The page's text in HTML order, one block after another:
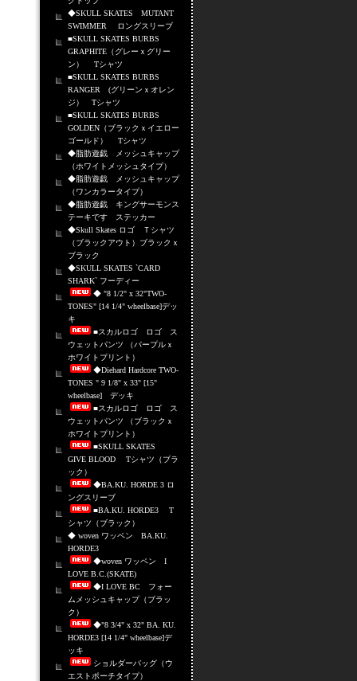
◆SKULL SKATES MUTANT
SWIMMER ロングスリーブ
■SKULL SKATES BURBS
GRAPHITE（グレーｘグリー
ン） Tシャツ
■SKULL SKATES BURBS
RANGER (グリーンｘオレン
ジ） Tシャツ
■SKULL SKATES BURBS
GOLDEN（ブラックｘイエロー
ゴールド） Tシャツ
◆脂肪遊戯 メッシュキャップ
（ホワイトメッシュタイプ）
◆脂肪遊戯 メッシュキャップ
（ワンカラータイプ）
◆脂肪遊戯 キングサーモンス
テーキです ステッカー
◆Skull Skates ロゴ Ｔシャツ
（ブラックアウト）ブラックｘ
ブラック
◆SKULL SKATES `CARD
SHARK` フーディー
◆ "8 1/2" x 32"TWO-
TONES" [14 1/4" wheelbase]デッ
キ
■スカルロゴ ロゴ ス
ウェットパンツ （パープルｘ
ホワイトプリント）
◆Diehard Hardcore TWO-
TONES " 9 1/8" x 33" [15"
wheelbase] デッキ
■スカルロゴ ロゴ ス
ウェットパンツ （ブラックｘ
ホワイトプリント）
■SKULL SKATES
GIVE BLOOD Tシャツ（ブラ
ック）
◆BA.KU. HORDE 3 ロ
ングスリーブ
■BA.KU. HORDE3 T
シャツ（ブラック）
◆ woven ワッペン BA.KU.
HORDE3
◆woven ワッペン I
LOVE B.C.(SKATE)
◆I LOVE BC フォー
ムメッシュキャップ（ブラッ
ク）
◆"8 3/4" x 32" BA. KU.
HORDE3 [14 1/4" wheelbase]デ
ッキ
ショルダーバッグ（ウ
エストポーチタイプ）